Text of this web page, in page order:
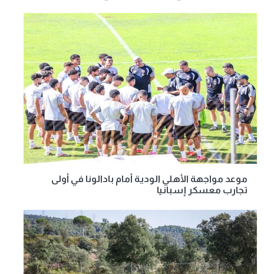
موعد مواجهة الأهلي الودية أمام بادالونا في أولى
تجارب معسكر إسبانيا